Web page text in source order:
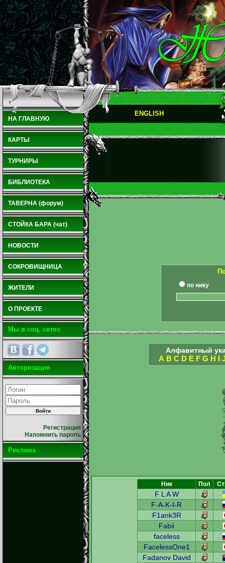
НА ГЛАВНУЮ
КАРТЫ
ТУРНИРЫ
БИБЛИОТЕКА
ТАВЕРНА (форум)
СТОЙКА БАРА (чат)
НОВОСТИ
СОКРОВИЩНИЦА
ЖИТЕЛИ
О ПРОЕКТЕ
Мы в соц. сетях
Авторизация
Регистрация
Напомнить пароль
Реклама
ENGLISH
по нику
Алфавитный
A B C D E F G H I
Ник Пол
F L A W
F-A-K-I-R
F1ank3R
Fabii
faceless
FacelessOne1
Fadanov David